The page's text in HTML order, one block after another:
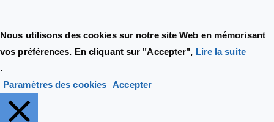
Nous utilisons des cookies sur notre site Web en mémorisant
vos préférences. En cliquant sur "Accepter", Lire la suite
.
Paramètres des cookies
Accepter